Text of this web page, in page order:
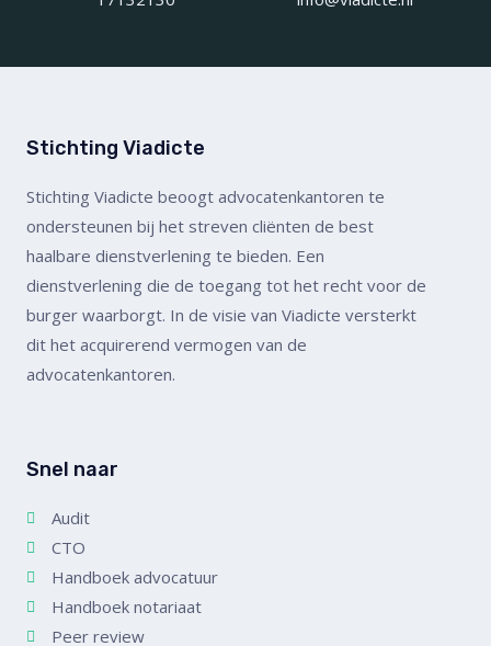
Stichting Viadicte
Stichting Viadicte beoogt advocatenkantoren te
ondersteunen bij het streven cliënten de best
haalbare dienstverlening te bieden. Een
dienstverlening die de toegang tot het recht voor de
burger waarborgt. In de visie van Viadicte versterkt
dit het acquirerend vermogen van de
advocatenkantoren.
Snel naar
Audit
CTO
Handboek advocatuur
Handboek notariaat
Peer review